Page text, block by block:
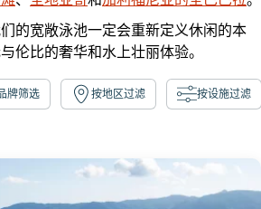
的宽敞泳池一定会重新定义休闲的本
伦比的奢华和水上壮丽体验。
牌筛选 按地区过滤 按设施过滤